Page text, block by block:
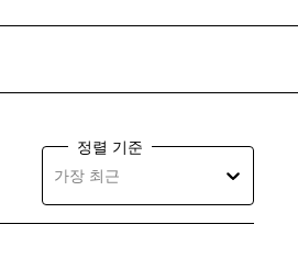
정렬 기준
가장 최근